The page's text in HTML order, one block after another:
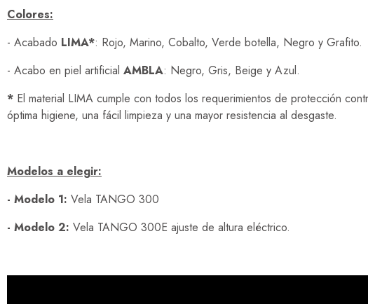
Colores:
- Acabado LIMA*: Rojo, Marino, Cobalto, Verde botella, Negro y Grafito.
- Acabo en piel artificial AMBLA: Negro, Gris, Beige y Azul.
* El material LIMA cumple con todos los requerimientos de protección
óptima higiene, una fácil limpieza y una mayor resistencia al desgaste.
Modelos a elegir:
- Modelo 1: Vela TANGO 300
- Modelo 2: Vela TANGO 300E ajuste de altura eléctrico.